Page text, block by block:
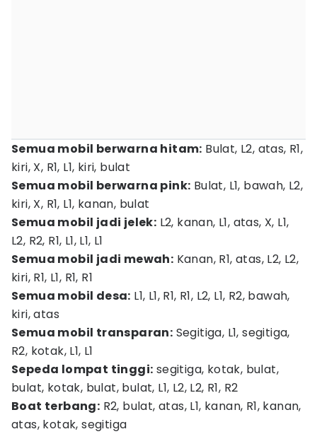
Semua mobil berwarna hitam: Bulat, L2, atas, R1,
kiri, X, R1, L1, kiri, bulat
Semua mobil berwarna pink: Bulat, L1, bawah, L2,
kiri, X, R1, L1, kanan, bulat
Semua mobil jadi jelek: L2, kanan, L1, atas, X, L1,
L2, R2, R1, L1, L1, L1
Semua mobil jadi mewah: Kanan, R1, atas, L2, L2,
kiri, R1, L1, R1, R1
Semua mobil desa: L1, L1, R1, R1, L2, L1, R2, bawah,
kiri, atas
Semua mobil transparan: Segitiga, L1, segitiga,
R2, kotak, L1, L1
Sepeda lompat tinggi: segitiga, kotak, bulat,
bulat, kotak, bulat, bulat, L1, L2, L2, R1, R2
Boat terbang: R2, bulat, atas, L1, kanan, R1, kanan,
atas, kotak, segitiga